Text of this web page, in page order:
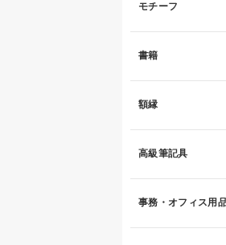
モチーフ
書籍
額縁
高級筆記具
事務・オフィス用